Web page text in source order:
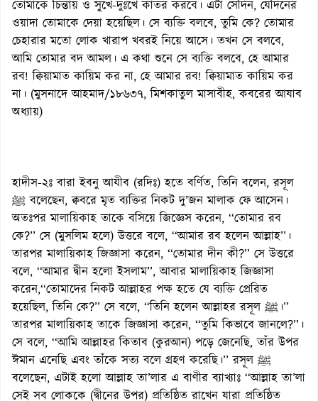
তোমাকে চিন্তায় ও সুখে-দুঃখে কাতর করবে। এটা সেদিন, যেদিনের
ওয়াদা তোমাকে দেয়া হয়েছিল। সে ব্যক্তি বলবে, তুমি কে? তোমার
চেহারার মতো লোক খারাপ খবরই নিয়ে আসে। তখন সে বলবে,
আমি তোমার বদ আমল। এ কথা শুনে সে ব্যক্তি বলবে, হে আমার
রব! ক্বিয়ামাত কায়িম কর না, হে আমার রব! ক্বিয়ামাত কায়িম কর
না। (মুসনাদে আহমাদ/১৮৬৩৭, মিশকাতুল মাসাবীহ, কবরের আযাব
অধ্যায়)
হাদীস-২ঃ বারা ইবনু আযীব (রদিঃ) হতে বর্ণিত, তিনি বলেন, রসূল
ﷺ বলেছেন, ক্ববরে মৃত ব্যক্তির নিকট দু’জন মালাক ফে আসেন।
অতঃপর মালায়িকাহ তাকে বসিয়ে জিজ্ঞেস করেন, ‘‘তোমার রব
কে?’’ সে (মুসলিম হলে) উত্তরে বলে, ‘‘আমার রব হলেন আল্লাহ’’।
তারপর মালায়িকাহ জিজ্ঞাসা করেন, ‘‘তোমার দীন কী?’’ সে উত্তরে
বলে, ‘‘আমার দ্বীন হলো ইসলাম’’, আবার মালায়িকাহ জিজ্ঞাসা
করেন,‘‘তোমাদের নিকট আল্লাহর পক্ষ হতে যে ব্যক্তি প্রেরিত
হয়েছিল, তিনি কে?’’ সে বলে, ‘‘তিনি হলেন আল্লাহর রসূল ﷺ।’’
তারপর মালায়িকাহ তাকে জিজ্ঞাসা করেন, ‘‘তুমি কিভাবে জানলে?’’।
সে বলে, ‘‘আমি আল্লাহর কিতাব (কুরআন) পড়ে জেনেছি, তাঁর উপর
ঈমান এনেছি এবং তাঁকে সত্য বলে গ্রহণ করেছি।’’ রসূল ﷺ
বলেছেন, এটাই হলো আল্লাহ তা’লার এ বাণীর ব্যাখ্যাঃ ‘‘আল্লাহ তা’লা
সেই সব লোককে (দ্বীনের উপর) প্রতিষ্ঠিত রাখেন যারা প্রতিষ্ঠিত